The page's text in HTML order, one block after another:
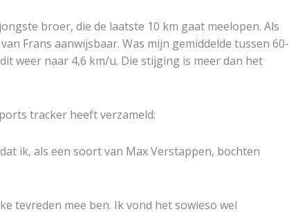
broer, die de laatste 10 km gaat meelopen. Als
Frans aanwijsbaar. Was mijn gemiddelde tussen 60-
weer naar 4,6 km/u. Die stijging is meer dan het
tracker heeft verzameld:
ik, als een soort van Max Verstappen, bochten
tevreden mee ben. Ik vond het sowieso wel